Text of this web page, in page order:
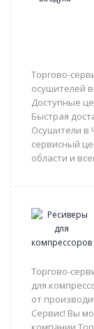
Торгово-
осушителей
Доступные
Быстрая
Осушители в
сервисный
области и
Торгово-
для
от
Сервис! Вы